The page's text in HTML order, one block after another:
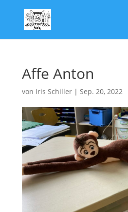
Affe Anton
von Iris Schiller| Sep. 20, 2022